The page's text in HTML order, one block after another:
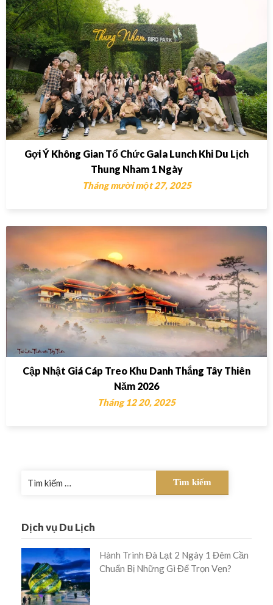
Gợi Ý Không Gian Tổ Chức Gala Lunch Khi Du Lịch
Thung Nham 1 Ngày
Tháng mười một 27, 2025
Cập Nhật Giá Cáp Treo Khu Danh Thắng Tây Thiên
Năm 2026
Tháng 12 20, 2025
kiếm
Dịch vụ Du Lịch
Hành Trình Đà Lạt 2 Ngày 1 Đêm Cần
Chuẩn Bị Những Gì Để Trọn Vẹn?